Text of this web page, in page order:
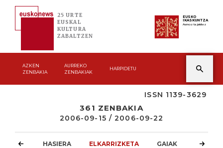
25 URTE
EUSKAL
KULTURA
ZABALTZEN
EUSKO
IKASKUNTZA
Asmoz ta jakitez
AZKEN
ZENBAKIA
AURREKO
ZENBAKIAK
HARPIDETU
ISSN 1139-3629
361 ZENBAKIA
2006-09-15 / 2006-09-22
HASIERA ELKARRIZKETA GAIAK